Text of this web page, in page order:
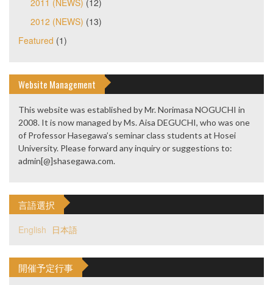
2011 (NEWS) (12)
2012 (NEWS) (13)
Featured (1)
Website Management
This website was established by Mr. Norimasa NOGUCHI in
2008. It is now managed by Ms. Aisa DEGUCHI, who was one
of Professor Hasegawa’s seminar class students at Hosei
University. Please forward any inquiry or suggestions to:
admin[@]shasegawa.com.
言語選択
English 日本語
開催予定行事